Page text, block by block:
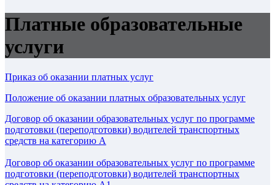
Платные образовательные
услуги
Приказ об оказании платных услуг
Положение об оказании платных образовательных услуг
Договор об оказании образовательных услуг по программе
подготовки (переподготовки) водителей транспортных
средств на категорию А
Договор об оказании образовательных услуг по программе
подготовки (переподготовки) водителей транспортных